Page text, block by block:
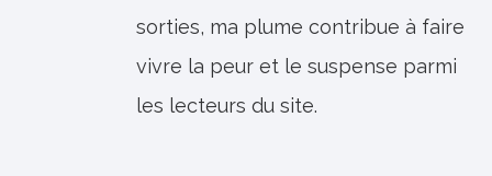
sorties, ma plume contribue à faire
vivre la peur et le suspense parmi
les lecteurs du site.